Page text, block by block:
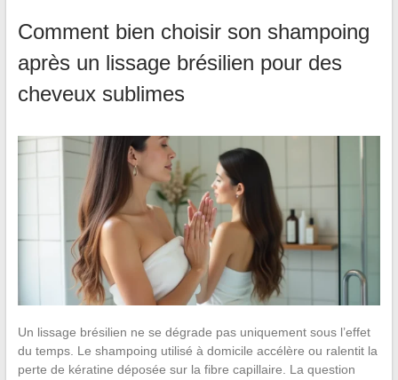
Comment bien choisir son shampoing
après un lissage brésilien pour des
cheveux sublimes
Un lissage brésilien ne se dégrade pas uniquement sous l’effet
du temps. Le shampoing utilisé à domicile accélère ou ralentit la
perte de kératine déposée sur la fibre capillaire. La question